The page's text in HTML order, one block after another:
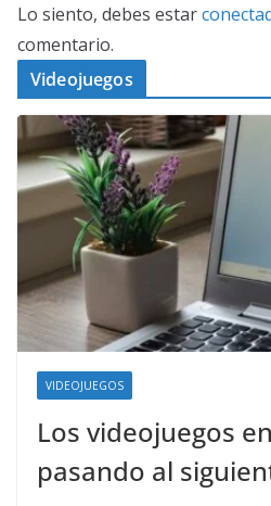
Lo siento, debes estar
comentario.
Videojuegos
VIDEOJUEGOS
Los videojuegos
pasando al